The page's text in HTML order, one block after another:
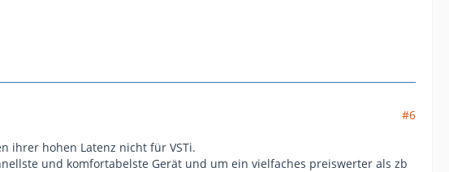
#6
ihrer hohen Latenz nicht für VSTi.
und komfortabelste Gerät und um ein vielfaches preiswerter als zb